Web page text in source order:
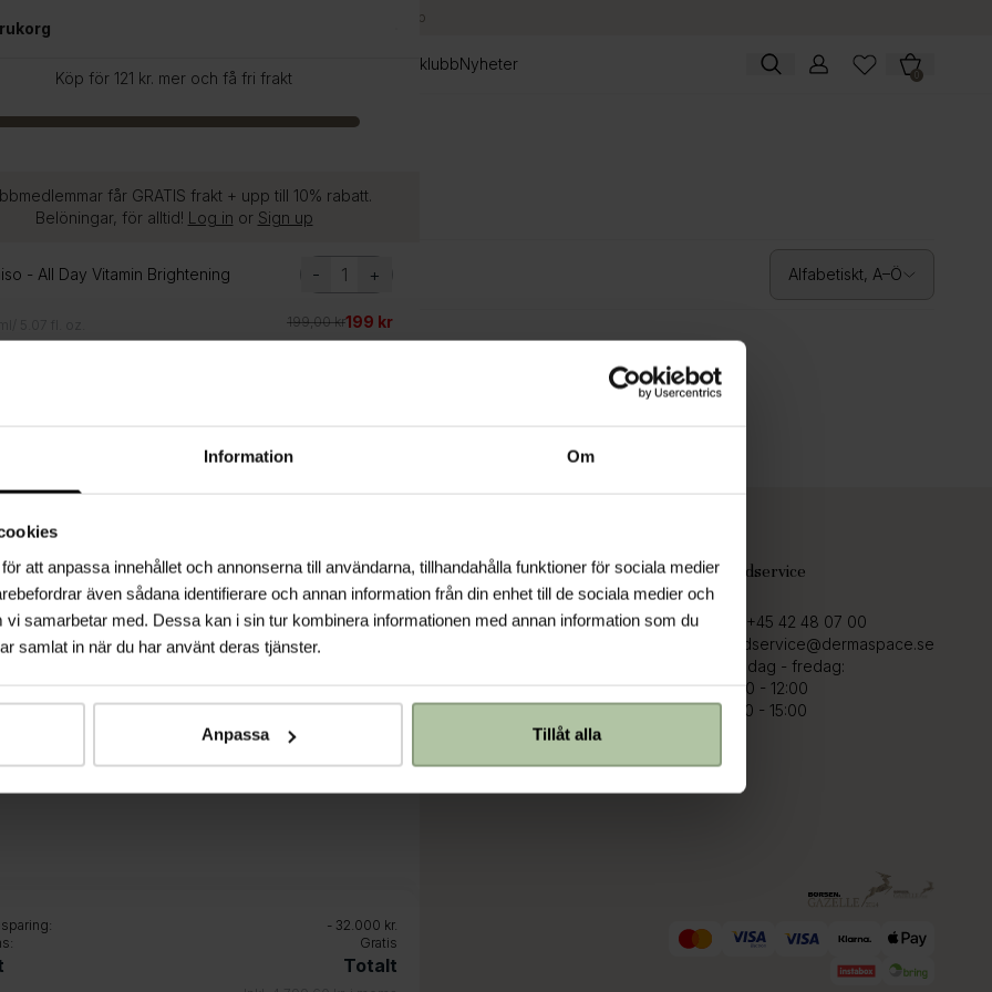
Information Om
att anpassa innehållet och annonserna till användarna, tillhandahålla funktioner för sociala medier
även sådana identifierare och annan information från din enhet till de sociala medier och
samarbetar med. Dessa kan i sin tur kombinera informationen med annan information som du
samlat in när du har använt deras tjänster.
Anpassa Tillåt alla
Tjäna poäng vid köp
K-klubbNyheter
0
Alfabetiskt, A–Ö
Information
Om oss
Handelsvillkor
Hjälp
Kontakt
Nyhetsbrev
Derma Team
Kundservice
+45 42 48 07 00
kundservice@dermaspace.se
Måndag - fredag:
10:00 - 12:00
13:00 - 15:00
Köp för 121 kr. mer och få fri frakt
får GRATIS frakt + upp till 10% rabatt.
Belöningar, för alltid! Log in or Sign up
- All Day Vitamin Brightening - +
5.07 fl. oz. 199,00 kr199 kr
199 kr
till presentpåse (15 kr)
- 32.000 kr.
Gratis
Totalt